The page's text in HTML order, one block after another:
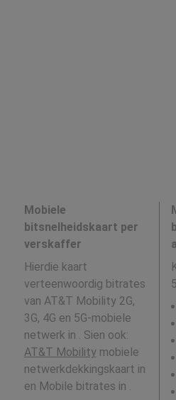
Mobiele
bitsnelheidskaart per
verskaffer
Hierdie kaart
verteenwoordig bitrates
van AT&T Mobility 2G,
3G, 4G en 5G-mobiele
netwerk in . Sien ook:
AT&T Mobilitymobiele
netwerkdekkingskaart in
en Mobile bitrates in .